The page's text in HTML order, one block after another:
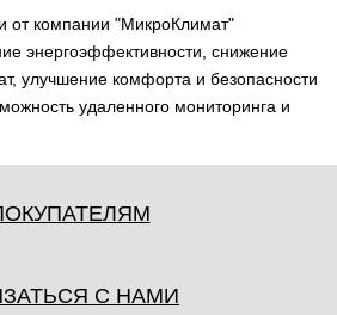
REGIN
для систем отопления и
ЕСО
17
для вентиляции. Серия
IP65
для инженерных систем.
от компании "МикроКлимат"
энергоэффективности, снижение
улучшение комфорта и безопасности
удаленного мониторинга и
С НАМИ